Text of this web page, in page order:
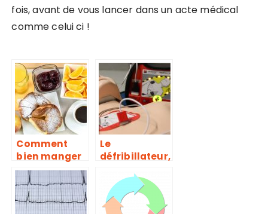
fois, avant de vous lancer dans un acte médical
comme celui ci !
Comment
bien manger
sans gluten ?
Le
défribillateur,
réanimation
en cas d’arrêt
cardiaque